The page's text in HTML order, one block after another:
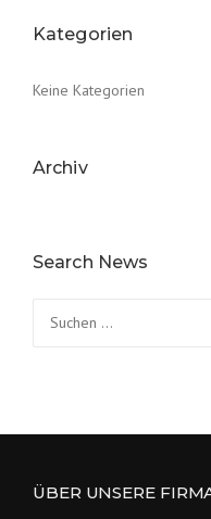
Kategorien
Keine Kategorien
Archiv
Search News
nach:
ÜBER UNSERE